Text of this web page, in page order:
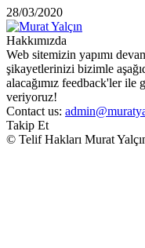
28/03/2020
Hakkımızda
Web sitemizin yapımı
şikayetlerinizi bizimle
alacağımız feedback'ler ile
veriyoruz!
Contact us:
Takip Et
© Telif Hakları Murat